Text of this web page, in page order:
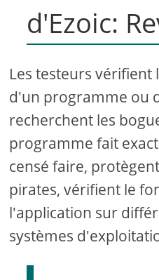
d'Ezoic:
Les testeurs
d'un programme ou
recherchent les
programme fait
censé faire,
pirates, vérifient le
l'application sur
systèmes